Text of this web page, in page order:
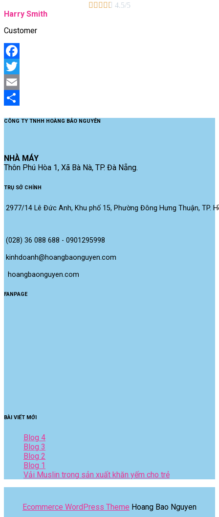
     4.5/5
Harry Smith
Customer
Facebook
Twitter
Email
CÔNG TY TNHH HOÀNG BẢO NGUYÊN
NHÀ MÁY
Thôn Phú Hòa 1, Xã Bà Nà, TP. Đà Nẵng.
TRỤ SỞ CHÍNH
2977/14 Lê Đức Anh, Khu phố 15, Phường Đông Hưng Thuận, TP.
(028) 36 088 688 - 0901295998
kinhdoanh@hoangbaonguyen.com
hoangbaonguyen.com
FANPAGE
BÀI VIẾT MỚI
Blog 4
Blog 3
Blog 2
Blog 1
Vải Muslin trong sản xuất khăn yếm cho trẻ
Ecommerce WordPress Theme Hoang Bao Nguyen